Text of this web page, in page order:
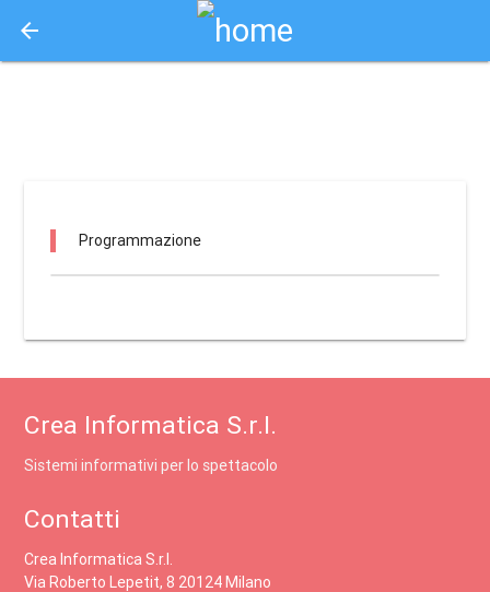
arrow_back
Programmazione
Crea Informatica S.r.l.
Sistemi informativi per lo spettacolo
Contatti
Crea Informatica S.r.l.
Via Roberto Lepetit, 8 20124 Milano